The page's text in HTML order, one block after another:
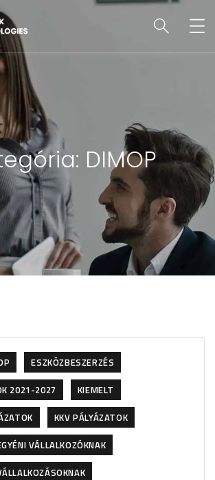
DIMOP
ESZKÖZBESZERZÉS
2021-2027
KIEMELT
KKV PÁLYÁZATOK
VÁLLALKOZÓKNAK